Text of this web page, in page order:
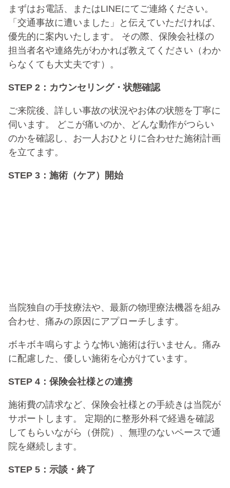
まずはお電話、またはLINEにてご連絡ください。
「交通事故に遭いました」と伝えていただければ、
優先的に案内いたします。 その際、保険会社様の
担当者名や連絡先がわかれば教えてください（わか
らなくても大丈夫です）。
STEP 2：カウンセリング・状態確認
ご来院後、詳しい事故の状況やお体の状態を丁寧に
伺います。 どこが痛いのか、どんな動作がつらい
のかを確認し、お一人おひとりに合わせた施術計画
を立てます。
STEP 3：施術（ケア）開始
当院独自の手技療法や、最新の物理療法機器を組み
合わせ、痛みの原因にアプローチします。
ボキボキ鳴らすような怖い施術は行いません。痛み
に配慮した、優しい施術を心がけています。
STEP 4：保険会社様との連携
施術費の請求など、保険会社様との手続きは当院が
サポートします。 定期的に整形外科で経過を確認
してもらいながら（併院）、無理のないペースで通
院を継続します。
STEP 5：示談・終了